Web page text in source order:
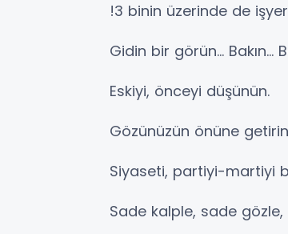
!3 binin üzerinde de
Gidin bir görün… Bakın…
Eskiyi, önceyi düşünün.
Gözünüzün önüne
Siyaseti, partiyi-martiyi
Sade kalple, sade